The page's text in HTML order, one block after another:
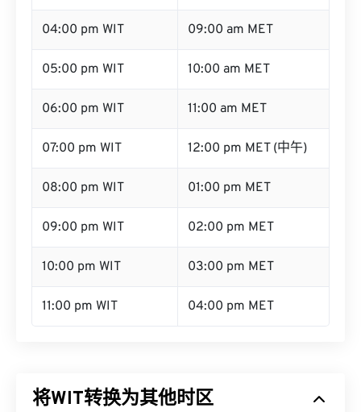
04:00 pm WIT 09:00 am MET
05:00 pm WIT 10:00 am MET
06:00 pm WIT 11:00 am MET
07:00 pm WIT 12:00 pm MET (中午)
08:00 pm WIT 01:00 pm MET
09:00 pm WIT 02:00 pm MET
10:00 pm WIT 03:00 pm MET
11:00 pm WIT 04:00 pm MET
将WIT转换为其他时区